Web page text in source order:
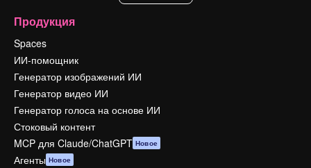
Продукция
Spaces
ИИ-помощник
Генератор изображений ИИ
Генератор видео ИИ
Генератор голоса на основе ИИ
Стоковый контент
MCP для Claude/ChatGPT Новое
Агенты Новое